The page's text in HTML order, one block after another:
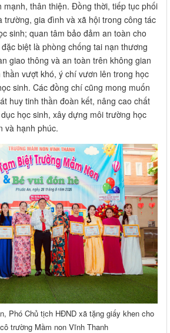
mạnh, thân thiện. Đồng thời, tiếp tục phối
trường, gia đình và xã hội trong công tác
sinh; quan tâm bảo đảm an toàn cho
biệt là phòng chống tai nạn thương
giao thông và an toàn trên không gian
vượt khó, ý chí vươn lên trong học
sinh. Các đồng chí cũng mong muốn
huy tinh thần đoàn kết, nâng cao chất
học sinh, xây dựng môi trường học
và hạnh phúc.
Phó Chủ tịch HĐND xã tặng giấy khen cho
trường Mầm non Vĩnh Thanh